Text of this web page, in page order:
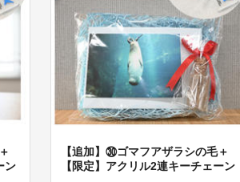
ン
【追加】㉚ゴマフアザラシの毛＋
【限定】アクリル2連キーチェーン